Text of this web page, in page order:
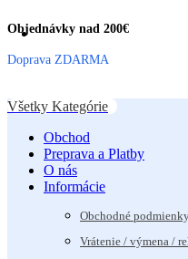
Objednávky nad 200€
Doprava ZDARMA
Všetky Kategórie
Obchod
Preprava a Platby
O nás
Informácie
Obchodné
Vrátenie / výmena /